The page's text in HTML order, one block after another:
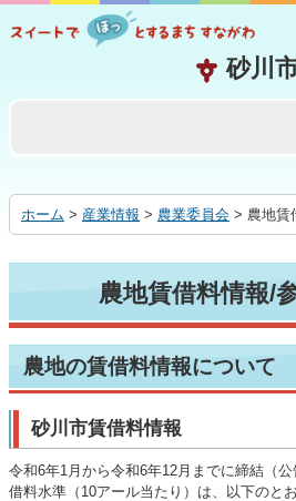
る
ホーム > 産業情報 > 農業委員会 > 農地賃
農地賃借料情報/
農地の賃借料情報について
砂川市賃借料情報
令和6年1月から令和6年12月までに締結（
借料水準（10アール当たり）は、以下のと